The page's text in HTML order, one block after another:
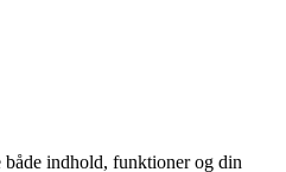
indhold, funktioner og din